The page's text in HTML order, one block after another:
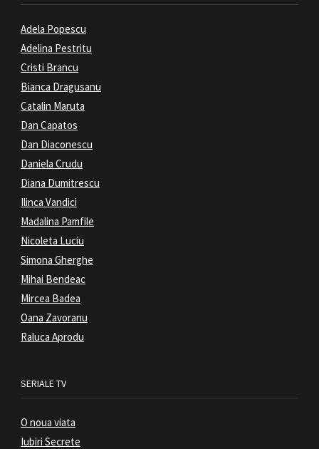
Adela Popescu
Adelina Pestritu
Cristi Brancu
Bianca Dragusanu
Catalin Maruta
Dan Capatos
Dan Diaconescu
Daniela Crudu
Diana Dumitrescu
Ilinca Vandici
Madalina Pamfile
Nicoleta Luciu
Simona Gherghe
Mihai Bendeac
Mircea Badea
Oana Zavoranu
Raluca Aprodu
SERIALE TV
O noua viata
Iubiri Secrete